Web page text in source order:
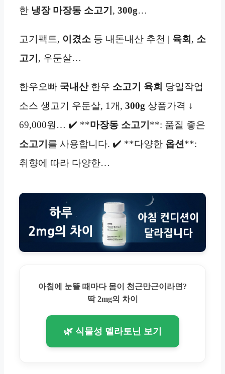
한 냉장 마장동 소고기 , 300g…
고기팩트, 이겼소 등 내돈내산 추천 | 육회 , 소
고기 , 우둔살…
한우오빠 국내산한우 소고기 육회 당일작업
소스 생고기 우둔살, 1개, 300g 상품가격 ↓
69,000원… ✔️ **마장동 소고기 **: 품질 좋은
소고기 를 사용합니다. ✔️ **다양한 옵션**:
취향에 따라 다양한…
아침에 눈뜰 때마다 몸이 천근만근이라면?
딱 2mg의 차이
🌿 식물성 멜라토닌 보기